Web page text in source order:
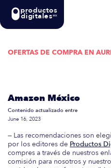
productos
digitalesMX
OFERTAS DE COMPRA EN
Amazon México
Contenido actualizado entre
June 16, 2023
— Las recomendaciones son
por los editores de Productos
compres a través de nuestros
comisión para nosotros y